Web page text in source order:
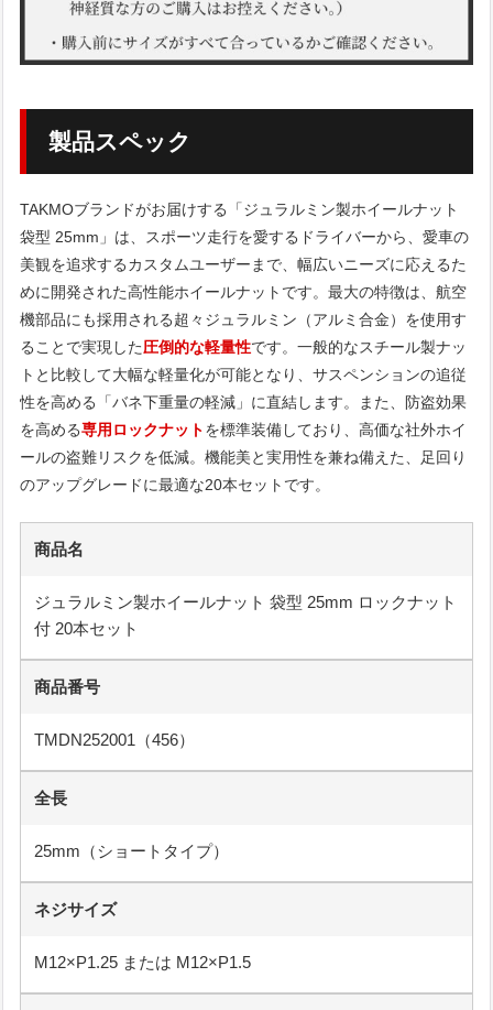
製品スペック
TAKMOブランドがお届けする「ジュラルミン製ホイールナット
袋型 25mm」は、スポーツ走行を愛するドライバーから、愛車の
美観を追求するカスタムユーザーまで、幅広いニーズに応えるた
めに開発された高性能ホイールナットです。最大の特徴は、航空
機部品にも採用される超々ジュラルミン（アルミ合金）を使用す
ることで実現した圧倒的な軽量性です。一般的なスチール製ナッ
トと比較して大幅な軽量化が可能となり、サスペンションの追従
性を高める「バネ下重量の軽減」に直結します。また、防盗効果
を高める専用ロックナットを標準装備しており、高価な社外ホイ
ールの盗難リスクを低減。機能美と実用性を兼ね備えた、足回り
のアップグレードに最適な20本セットです。
商品名
ジュラルミン製ホイールナット 袋型 25mm ロックナット
付 20本セット
商品番号
TMDN252001（456）
全長
25mm（ショートタイプ）
ネジサイズ
M12×P1.25 または M12×P1.5